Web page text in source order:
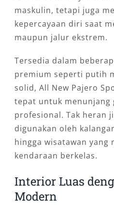
maskulin, tetapi juga
kepercayaan diri saat
maupun jalur ekstrem.
Tersedia dalam
premium seperti putih
solid, All New Pajero
tepat untuk menunjang
profesional. Tak heran
digunakan oleh
hingga wisatawan yang
kendaraan berkelas.
Interior Luas
Modern